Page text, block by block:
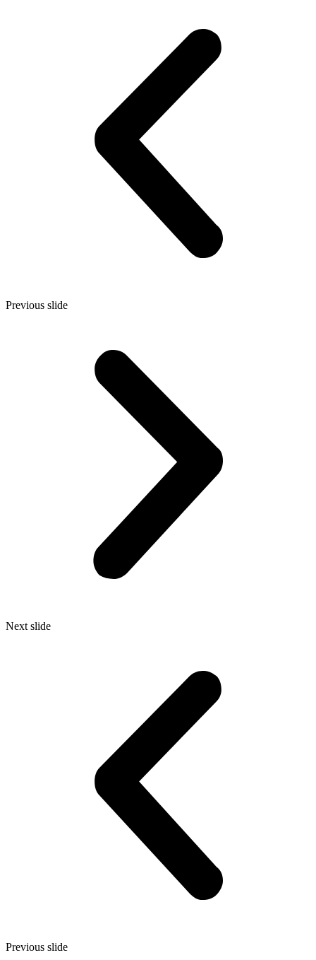
Previous slide
Next slide
Previous slide